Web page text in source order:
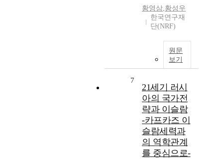
황영삼,황성우
한국연구재
단(NRF)
원문
보기
7
21세기 러시
아의 국가전
략과 이슬람
-카프카즈 이
슬람세력과
의 역학관계
를 중심으로-